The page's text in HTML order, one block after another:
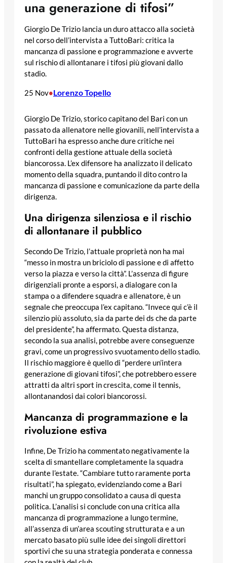
una generazione di tifosi”
Giorgio De Trizio lancia un duro attacco alla società
nel corso dell’intervista a TuttoBari: critica la
mancanza di passione e programmazione e avverte
sul rischio di allontanare i tifosi più giovani dallo
stadio.
25 Nov•Lorenzo Topello
Giorgio De Trizio, storico capitano del Bari con un
passato da allenatore nelle giovanili, nell’intervista a
TuttoBari ha espresso anche dure critiche nei
confronti della gestione attuale della società
biancorossa. L’ex difensore ha analizzato il delicato
momento della squadra, puntando il dito contro la
mancanza di passione e comunicazione da parte della
dirigenza.
Una dirigenza silenziosa e il rischio
di allontanare il pubblico
Secondo De Trizio, l’attuale proprietà non ha mai
“messo in mostra un briciolo di passione e di affetto
verso la piazza e verso la città”. L’assenza di figure
dirigenziali pronte a esporsi, a dialogare con la
stampa o a difendere squadra e allenatore, è un
segnale che preoccupa l’ex capitano. “Invece qui c’è il
silenzio più assoluto, sia da parte dei ds che da parte
del presidente”, ha affermato. Questa distanza,
secondo la sua analisi, potrebbe avere conseguenze
gravi, come un progressivo svuotamento dello stadio.
Il rischio maggiore è quello di “perdere un’intera
generazione di giovani tifosi”, che potrebbero essere
attratti da altri sport in crescita, come il tennis,
allontanandosi dai colori biancorossi.
Mancanza di programmazione e la
rivoluzione estiva
Infine, De Trizio ha commentato negativamente la
scelta di smantellare completamente la squadra
durante l’estate. “Cambiare tutto raramente porta
risultati”, ha spiegato, evidenziando come a Bari
manchi un gruppo consolidato a causa di questa
politica. L’analisi si conclude con una critica alla
mancanza di programmazione a lungo termine,
all’assenza di un’area scouting strutturata e a un
mercato basato più sulle idee dei singoli direttori
sportivi che su una strategia ponderata e connessa